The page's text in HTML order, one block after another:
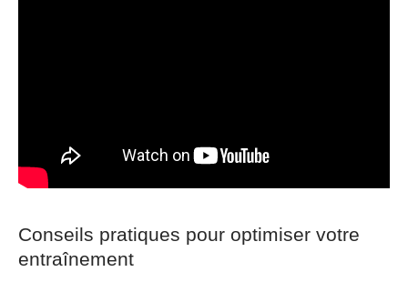
Conseils pratiques pour optimiser votre
entraînement